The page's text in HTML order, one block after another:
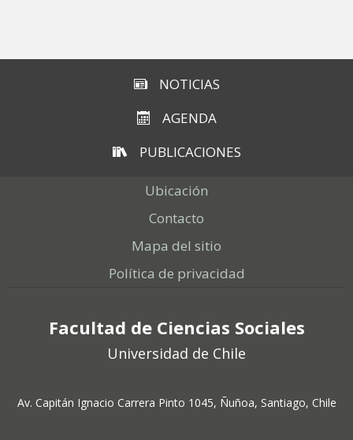
NOTICIAS
AGENDA
PUBLICACIONES
Ubicación
Contacto
Mapa del sitio
Política de privacidad
Facultad de Ciencias Sociales
Universidad de Chile
Av. Capitán Ignacio Carrera Pinto 1045, Ñuñoa, Santiago, Chile